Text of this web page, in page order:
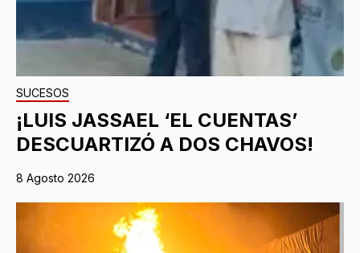
SUCESOS
¡LUIS JASSAEL ‘EL CUENTAS’
DESCUARTIZÓ A DOS CHAVOS!
8 Agosto 2026